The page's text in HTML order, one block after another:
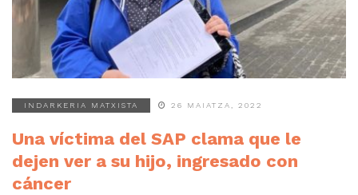
INDARKERIA MATXISTA 26 MAIATZA, 2022
Una víctima del SAP clama que le
dejen ver a su hijo, ingresado con
cáncer